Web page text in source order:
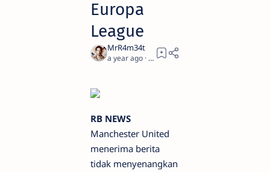
Europa
League
a year ago 5
RB NEWS
Manchester United
menerima berita
tidak menyenangkan